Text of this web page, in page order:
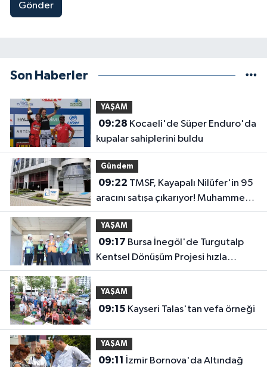
Gönder
Son Haberler
YAŞAM
09:28
kupalar sahiplerini buldu
Gündem
09:22
aracını satışa çıkarıyor! Muhammen
bedel belli oldu
YAŞAM
09:17
Kentsel Dönüşüm Projesi hızla
ilerliyor
YAŞAM
09:15 Kayseri Talas'tan vefa örneği
YAŞAM
09:11